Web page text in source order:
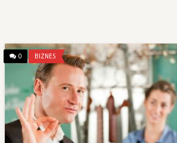
0 BIZNES